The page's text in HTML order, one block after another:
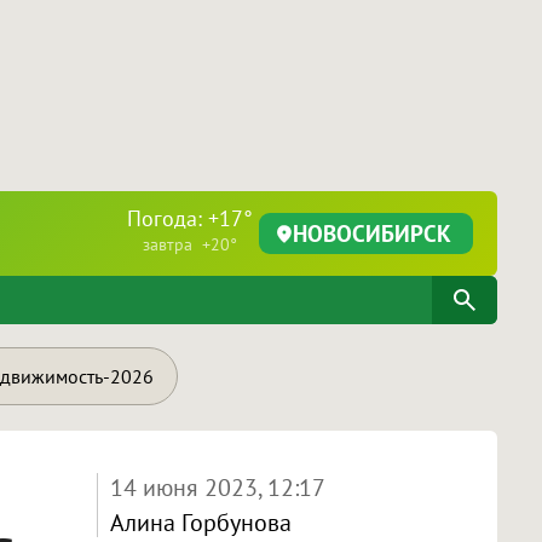
Погода: +17°
завтра +20° НОВОСИБИРСК
2026
14 июня 2023, 12:17
Алина Горбунова